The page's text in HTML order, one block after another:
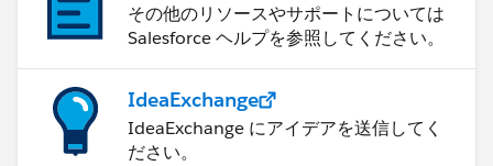
その他のリソースやサポートについては
Salesforce ヘルプを参照してください。
IdeaExchange
IdeaExchange にアイデアを送信してく
ださい。